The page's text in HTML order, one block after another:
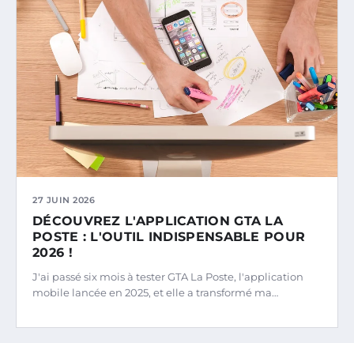
27 JUIN 2026
DÉCOUVREZ L'APPLICATION GTA LA
POSTE : L'OUTIL INDISPENSABLE POUR
2026 !
J'ai passé six mois à tester GTA La Poste, l'application
mobile lancée en 2025, et elle a transformé ma…